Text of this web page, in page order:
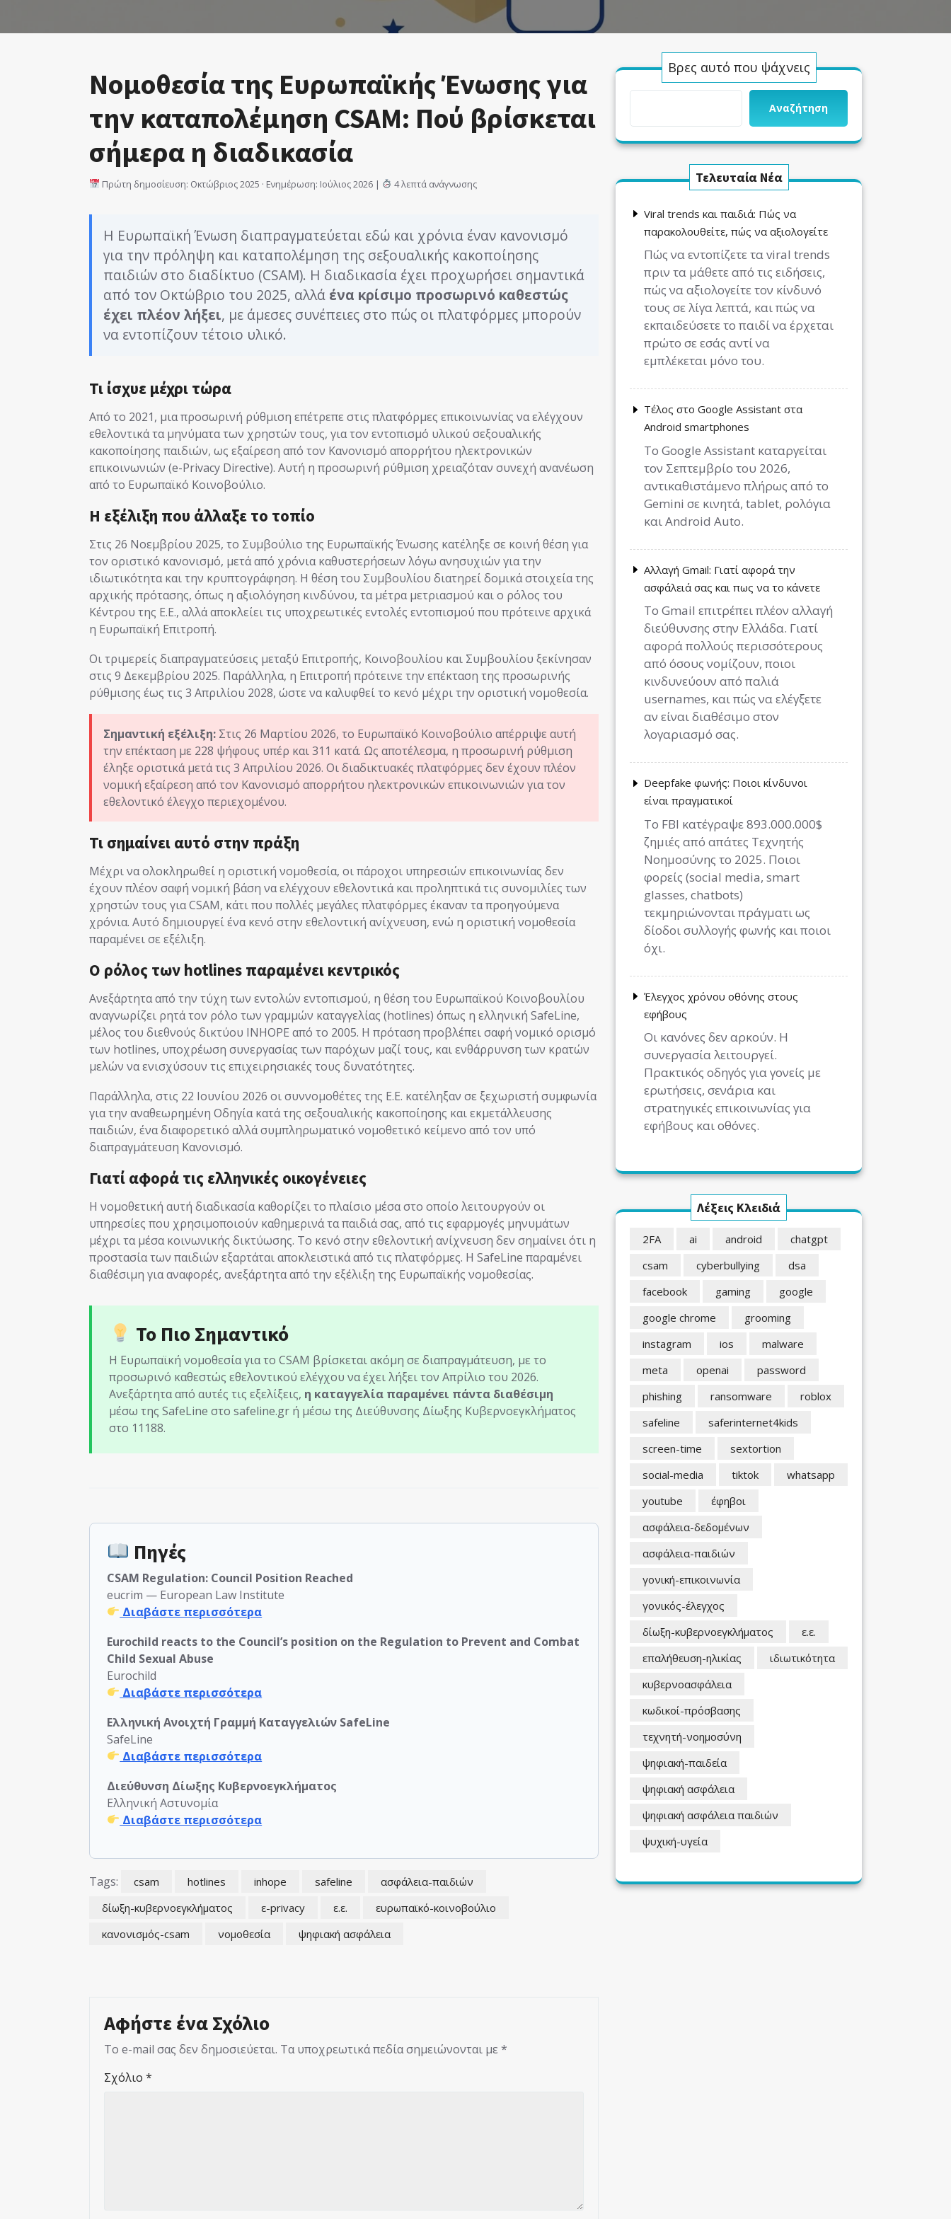
Νομοθεσία της Ευρωπαϊκής Ένωσης για
την καταπολέμηση CSAM: Πού βρίσκεται
σήμερα η διαδικασία
Πρώτη δημοσίευση: Οκτώβριος 2025 · Ενημέρωση: Ιούλιος 2026 | 4 λεπτά ανάγνωσης
Η Ευρωπαϊκή Ένωση διαπραγματεύεται εδώ και χρόνια έναν κανονισμό
για την πρόληψη και καταπολέμηση της σεξουαλικής κακοποίησης
παιδιών στο διαδίκτυο (CSAM). Η διαδικασία έχει προχωρήσει σημαντικά
από τον Οκτώβριο του 2025, αλλά ένα κρίσιμο προσωρινό καθεστώς
έχει πλέον λήξει, με άμεσες συνέπειες στο πώς οι πλατφόρμες μπορούν
να εντοπίζουν τέτοιο υλικό.
Τι ίσχυε μέχρι τώρα
Από το 2021, μια προσωρινή ρύθμιση επέτρεπε στις πλατφόρμες επικοινωνίας να ελέγχουν
εθελοντικά τα μηνύματα των χρηστών τους, για τον εντοπισμό υλικού σεξουαλικής
κακοποίησης παιδιών, ως εξαίρεση από τον Κανονισμό απορρήτου ηλεκτρονικών
επικοινωνιών (e-Privacy Directive). Αυτή η προσωρινή ρύθμιση χρειαζόταν συνεχή ανανέωση
από το Ευρωπαϊκό Κοινοβούλιο.
Η εξέλιξη που άλλαξε το τοπίο
Στις 26 Νοεμβρίου 2025, το Συμβούλιο της Ευρωπαϊκής Ένωσης κατέληξε σε κοινή θέση για
τον οριστικό κανονισμό, μετά από χρόνια καθυστερήσεων λόγω ανησυχιών για την
ιδιωτικότητα και την κρυπτογράφηση. Η θέση του Συμβουλίου διατηρεί δομικά στοιχεία της
αρχικής πρότασης, όπως η αξιολόγηση κινδύνου, τα μέτρα μετριασμού και ο ρόλος του
Κέντρου της Ε.Ε., αλλά αποκλείει τις υποχρεωτικές εντολές εντοπισμού που πρότεινε αρχικά
η Ευρωπαϊκή Επιτροπή.
Οι τριμερείς διαπραγματεύσεις μεταξύ Επιτροπής, Κοινοβουλίου και Συμβουλίου ξεκίνησαν
στις 9 Δεκεμβρίου 2025. Παράλληλα, η Επιτροπή πρότεινε την επέκταση της προσωρινής
ρύθμισης έως τις 3 Απριλίου 2028, ώστε να καλυφθεί το κενό μέχρι την οριστική νομοθεσία.
Σημαντική εξέλιξη: Στις 26 Μαρτίου 2026, το Ευρωπαϊκό Κοινοβούλιο απέρριψε αυτή
την επέκταση με 228 ψήφους υπέρ και 311 κατά. Ως αποτέλεσμα, η προσωρινή ρύθμιση
έληξε οριστικά μετά τις 3 Απριλίου 2026. Οι διαδικτυακές πλατφόρμες δεν έχουν πλέον
νομική εξαίρεση από τον Κανονισμό απορρήτου ηλεκτρονικών επικοινωνιών για τον
εθελοντικό έλεγχο περιεχομένου.
Τι σημαίνει αυτό στην πράξη
Μέχρι να ολοκληρωθεί η οριστική νομοθεσία, οι πάροχοι υπηρεσιών επικοινωνίας δεν
έχουν πλέον σαφή νομική βάση να ελέγχουν εθελοντικά και προληπτικά τις συνομιλίες των
χρηστών τους για CSAM, κάτι που πολλές μεγάλες πλατφόρμες έκαναν τα προηγούμενα
χρόνια. Αυτό δημιουργεί ένα κενό στην εθελοντική ανίχνευση, ενώ η οριστική νομοθεσία
παραμένει σε εξέλιξη.
Ο ρόλος των hotlines παραμένει κεντρικός
Ανεξάρτητα από την τύχη των εντολών εντοπισμού, η θέση του Ευρωπαϊκού Κοινοβουλίου
αναγνωρίζει ρητά τον ρόλο των γραμμών καταγγελίας (hotlines) όπως η ελληνική SafeLine,
μέλος του διεθνούς δικτύου INHOPE από το 2005. Η πρόταση προβλέπει σαφή νομικό ορισμό
των hotlines, υποχρέωση συνεργασίας των παρόχων μαζί τους, και ενθάρρυνση των κρατών
μελών να ενισχύσουν τις επιχειρησιακές τους δυνατότητες.
Παράλληλα, στις 22 Ιουνίου 2026 οι συννομοθέτες της Ε.Ε. κατέληξαν σε ξεχωριστή συμφωνία
για την αναθεωρημένη Οδηγία κατά της σεξουαλικής κακοποίησης και εκμετάλλευσης
παιδιών, ένα διαφορετικό αλλά συμπληρωματικό νομοθετικό κείμενο από τον υπό
διαπραγμάτευση Κανονισμό.
Γιατί αφορά τις ελληνικές οικογένειες
Η νομοθετική αυτή διαδικασία καθορίζει το πλαίσιο μέσα στο οποίο λειτουργούν οι
υπηρεσίες που χρησιμοποιούν καθημερινά τα παιδιά σας, από τις εφαρμογές μηνυμάτων
μέχρι τα μέσα κοινωνικής δικτύωσης. Το κενό στην εθελοντική ανίχνευση δεν σημαίνει ότι η
προστασία των παιδιών εξαρτάται αποκλειστικά από τις πλατφόρμες. Η SafeLine παραμένει
διαθέσιμη για αναφορές, ανεξάρτητα από την εξέλιξη της Ευρωπαϊκής νομοθεσίας.
Το Πιο Σημαντικό
Η Ευρωπαϊκή νομοθεσία για το CSAM βρίσκεται ακόμη σε διαπραγμάτευση, με το
προσωρινό καθεστώς εθελοντικού ελέγχου να έχει λήξει τον Απρίλιο του 2026.
Ανεξάρτητα από αυτές τις εξελίξεις, η καταγγελία παραμένει πάντα διαθέσιμη
μέσω της SafeLine στο safeline.gr ή μέσω της Διεύθυνσης Δίωξης Κυβερνοεγκλήματος
στο 11188.
Πηγές
CSAM Regulation: Council Position Reached
eucrim — European Law Institute
Διαβάστε περισσότερα
Eurochild reacts to the Council’s position on the Regulation to Prevent and Combat
Child Sexual Abuse
Eurochild
Διαβάστε περισσότερα
Ελληνική Ανοιχτή Γραμμή Καταγγελιών SafeLine
SafeLine
Διαβάστε περισσότερα
Διεύθυνση Δίωξης Κυβερνοεγκλήματος
Ελληνική Αστυνομία
Διαβάστε περισσότερα
Tags: csam hotlines inhope safeline
ασφάλεια-παιδιών
δίωξη-κυβερνοεγκλήματος
ε-privacy ε.ε.
ευρωπαϊκό-κοινοβούλιο
κανονισμός-csam
νομοθεσία ψηφιακή ασφάλεια
Αφήστε ένα Σχόλιο
Το e-mail σας δεν δημοσιεύεται. Τα υποχρεωτικά πεδία σημειώνονται με *
Σχόλιο *
Βρες αυτό που ψάχνεις
Αναζήτηση
Τελευταία Νέα
Viral trends και παιδιά: Πώς να
παρακολουθείτε, πώς να αξιολογείτε
Πώς να εντοπίζετε τα viral trends
πριν τα μάθετε από τις ειδήσεις,
πώς να αξιολογείτε τον κίνδυνό
τους σε λίγα λεπτά, και πώς να
εκπαιδεύσετε το παιδί να έρχεται
πρώτο σε εσάς αντί να
εμπλέκεται μόνο του.
Τέλος στο Google Assistant στα
Android smartphones
Το Google Assistant καταργείται
τον Σεπτεμβρίο του 2026,
αντικαθιστάμενο πλήρως από το
Gemini σε κινητά, tablet, ρολόγια
και Android Auto.
Αλλαγή Gmail: Γιατί αφορά την
ασφάλειά σας και πως να το κάνετε
Το Gmail επιτρέπει πλέον αλλαγή
διεύθυνσης στην Ελλάδα. Γιατί
αφορά πολλούς περισσότερους
από όσους νομίζουν, ποιοι
κινδυνεύουν από παλιά
usernames, και πώς να ελέγξετε
αν είναι διαθέσιμο στον
λογαριασμό σας.
Deepfake φωνής: Ποιοι κίνδυνοι
είναι πραγματικοί
Το FBI κατέγραψε 893.000.000$
ζημιές από απάτες Τεχνητής
Νοημοσύνης το 2025. Ποιοι
φορείς (social media, smart
glasses, chatbots)
τεκμηριώνονται πράγματι ως
δίοδοι συλλογής φωνής και ποιοι
όχι.
Έλεγχος χρόνου οθόνης στους
εφήβους
Οι κανόνες δεν αρκούν. Η
συνεργασία λειτουργεί.
Πρακτικός οδηγός για γονείς με
ερωτήσεις, σενάρια και
στρατηγικές επικοινωνίας για
εφήβους και οθόνες.
Λέξεις Κλειδιά
2FA ai android
chatgpt
csam
cyberbullying
dsa
facebook
gaming
google
google chrome
grooming
instagram
ios
malware
meta
openai
password
phishing
ransomware
roblox
safeline
saferinternet4kids
screen-time
sextortion
social-media
tiktok
whatsapp
youtube
έφηβοι
ασφάλεια-δεδομένων
ασφάλεια-παιδιών
γονική-επικοινωνία
γονικός-έλεγχος
δίωξη-κυβερνοεγκλήματος
ε.ε.
επαλήθευση-ηλικίας
ιδιωτικότητα
κυβερνοασφάλεια
κωδικοί-πρόσβασης
τεχνητή-νοημοσύνη
ψηφιακή-παιδεία
ψηφιακή ασφάλεια
ψηφιακή ασφάλεια παιδιών
ψυχική-υγεία